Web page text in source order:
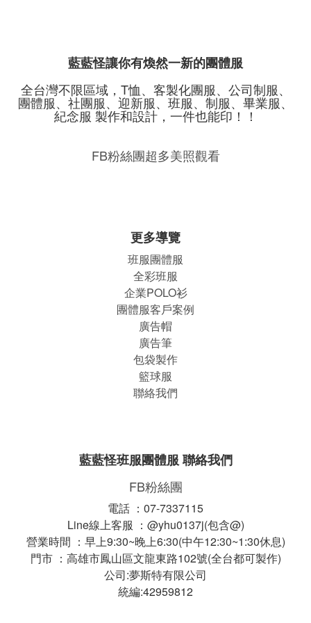
藍藍怪讓你有煥然一新的團體服
全台灣不限區域，T恤、客製化團服、公司制服、
團體服、社團服、迎新服、班服、制服、畢業服、
紀念服 製作和設計，一件也能印！！
FB粉絲團超多美照觀看
更多導覽
班服團體服
全彩班服
企業POLO衫
團體服客戶案例
廣告帽
廣告筆
包袋製作
籃球服
聯絡我們
藍藍怪班服團體服 聯絡我們
FB粉絲團
電話 ：07-7337115
Line線上客服 ：@yhu0137j(包含@)
營業時間 ：早上9:30~晚上6:30(中午12:30~1:30休息)
門市 ：高雄市鳳山區文龍東路102號(全台都可製作)
公司:夢斯特有限公司
統編:42959812